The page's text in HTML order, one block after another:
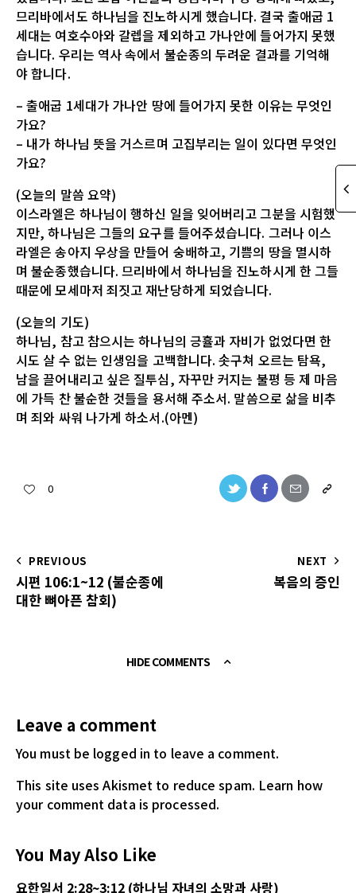
므리바에서도 하나님을 진노하시게 했습니다. 결국 출애굽 1
세대는 여호수아와 갈렙을 제외하고 가나안에 들어가지 못했
습니다. 우리는 역사 속에서 불순종의 두려운 결과를 기억해
야 합니다.
– 출애굽 1세대가 가나안 땅에 들어가지 못한 이유는 무엇인
가요?
– 내가 하나님 뜻을 거스르며 고집부리는 일이 있다면 무엇인
가요?
(오늘의 말씀 요약)
이스라엘은 하나님이 행하신 일을 잊어버리고 그분을 시험했
지만, 하나님은 그들의 요구를 들어주셨습니다. 그러나 이스
라엘은 송아지 우상을 만들어 숭배하고, 기쁨의 땅을 멸시하
며 불순종했습니다. 므리바에서 하나님을 진노하시게 한 그들
때문에 모세마저 죄짓고 재난당하게 되었습니다.
(오늘의 기도)
하나님, 참고 참으시는 하나님의 긍휼과 자비가 없었다면 한
시도 살 수 없는 인생임을 고백합니다. 솟구쳐 오르는 탐욕,
남을 끌어내리고 싶은 질투심, 자꾸만 커지는 불평 등 제 마음
에 가득 찬 불순한 것들을 용서해 주소서. 말씀으로 삶을 비추
며 죄와 싸워 나가게 하소서.(아멘)
0
PREVIOUS
시편 106:1~12 (불순종에
대한 뼈아픈 참회)
NEXT
복음의 증인
HIDE COMMENTS
Leave a comment
You must be logged in to leave a comment.
This site uses Akismet to reduce spam. Learn how
your comment data is processed.
You May Also Like
요한일서 2:28~3:12 (하나님 자녀의 소망과 사랑)